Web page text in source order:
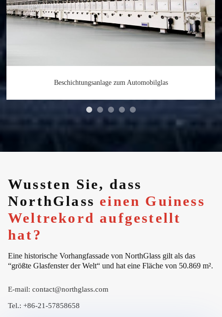
Beschichtungsanlage zum Automobilglas
Wussten Sie, dass
NorthGlass einen Guiness
Weltrekord aufgestellt
hat?
Eine historische Vorhangfassade von NorthGlass gilt als das
“größte Glasfenster der Welt“ und hat eine Fläche von 50.869 m².
E-mail: contact@northglass.com
Tel.: +86-21-57858658